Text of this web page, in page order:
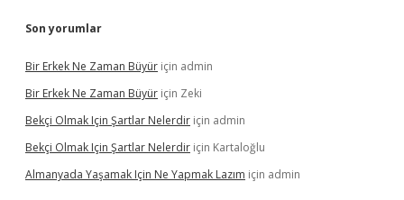
Son yorumlar
Bir Erkek Ne Zaman Büyür için admin
Bir Erkek Ne Zaman Büyür için Zeki
Bekçi Olmak Için Şartlar Nelerdir için admin
Bekçi Olmak Için Şartlar Nelerdir için Kartaloğlu
Almanyada Yaşamak Için Ne Yapmak Lazım için admin